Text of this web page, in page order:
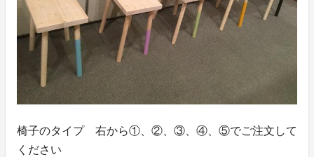
椅子のタイプ 右から①、②、③、④、⑤でご注文して
ください